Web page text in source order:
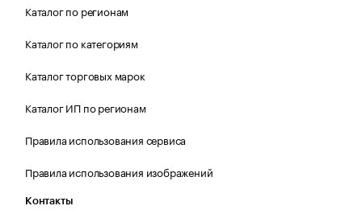
Каталог по регионам
Каталог по категориям
Каталог торговых марок
Каталог ИП по регионам
Правила использования сервиса
Правила использования изображений
Контакты